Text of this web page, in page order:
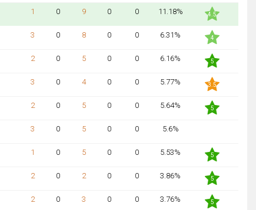
1 0 9 0 0 11.18% 4.5
3 0 8 0 0 6.31% 4
2 0 5 0 0 6.16% 5
3 0 4 0 0 5.77% 3.5
2 0 5 0 0 5.64% 5
3 0 5 0 0 5.6%
1 0 5 0 0 5.53% 5
2 0 2 0 0 3.86% 5
2 0 3 0 0 3.76% 5